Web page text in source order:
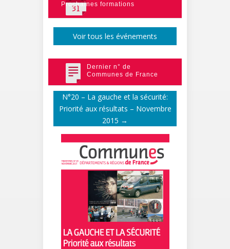
Prochaines formations
Voir tous les événements
Dernier n° de
Communes de France
N°20 – La gauche et la sécurité:
Priorité aux résultats – Novembre
2015 →